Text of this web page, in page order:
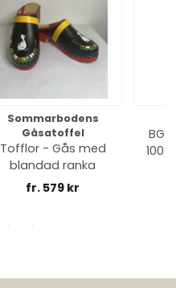
Sommarbodens
Gåsatoffel
Tofflor - Gås med
blandad ranka
fr. 579 kr